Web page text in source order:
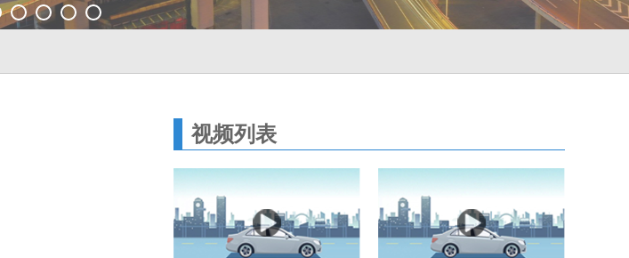
视频列表